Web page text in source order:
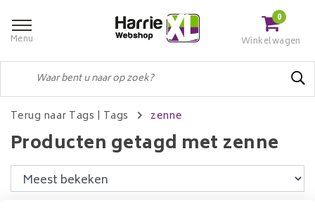
Menu
0
Winkelwagen
Terug naar Tags | Tags zenne
Producten getagd met zenne